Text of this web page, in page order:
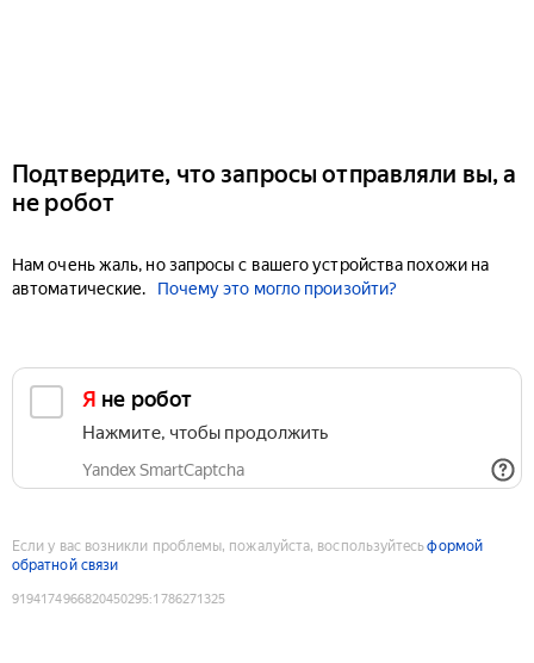
Подтвердите, что запросы отправляли вы, а
не робот
Нам очень жаль, но запросы с вашего устройства похожи на
автоматические.
Почему это могло произойти?
Я не робот
Нажмите, чтобы продолжить
Yandex SmartCaptcha
Если у вас возникли проблемы, пожалуйста, воспользуйтесьформой
обратной связи
9194174966820450295:1786271325